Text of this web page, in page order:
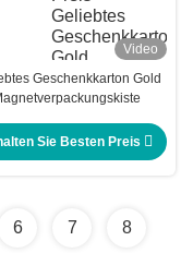
Video
Geschenkkarton Gold
Sie Besten Preis
6 7 8